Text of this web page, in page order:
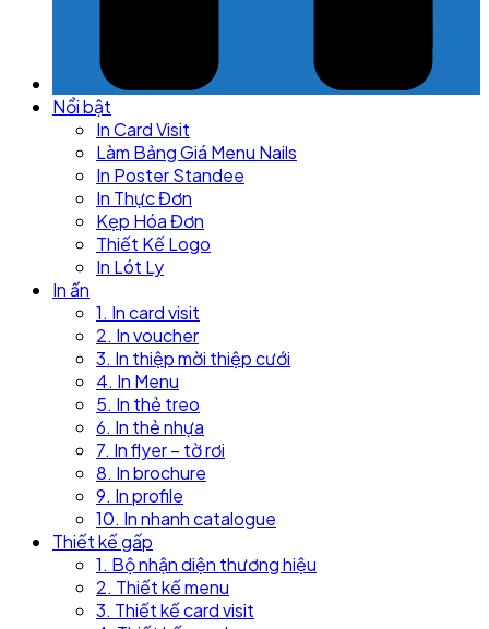
Nổi bật
In Card Visit
Làm Bảng Giá Menu Nails
In Poster Standee
In Thực Đơn
Kẹp Hóa Đơn
Thiết Kế Logo
In Lót Ly
In ấn
1. In card visit
2. In voucher
3. In thiệp mời thiệp cưới
4. In Menu
5. In thẻ treo
6. In thẻ nhựa
7. In flyer – tờ rơi
8. In brochure
9. In profile
10. In nhanh catalogue
Thiết kế gấp
1. Bộ nhận diện thương hiệu
2. Thiết kế menu
3. Thiết kế card visit